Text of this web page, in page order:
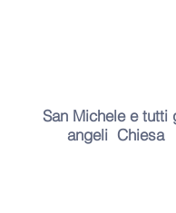
San Michele e tutti
angeli Chiesa